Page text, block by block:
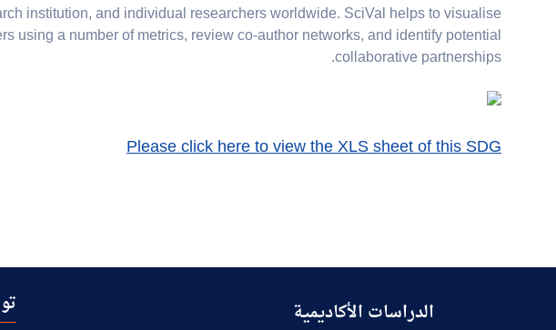
institution, and individual researchers worldwide. SciVal helps to visualise
using a number of metrics, review co-author networks, and identify potential
collaborative partnerships.
Please click here to view the XLS sheet of this SDG
الدراسات الأكاديمية